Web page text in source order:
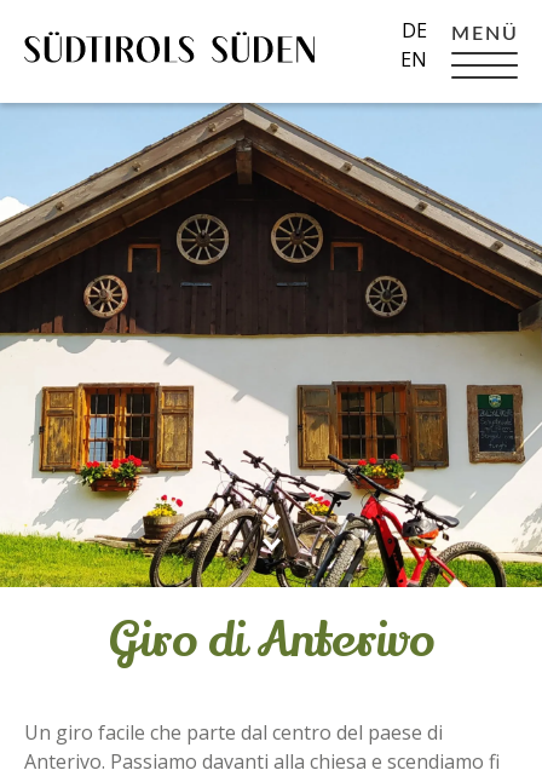
MENÜ
DE
EN
Giro di Anterivo
Un giro facile che parte dal centro del paese di
Anterivo. Passiamo davanti alla chiesa e scendiamo fi